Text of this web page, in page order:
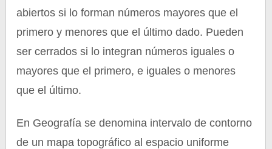
abiertos si lo forman números mayores que el
primero y menores que el último dado. Pueden
ser cerrados si lo integran números iguales o
mayores que el primero, e iguales o menores
que el último.
En Geografía se denomina intervalo de contorno
de un mapa topográfico al espacio uniforme